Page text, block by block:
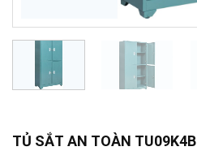
TỦ SẮT AN TOÀN TU09K4B